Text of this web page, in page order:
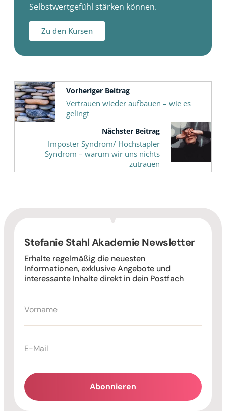
Selbstwertgefühl stärken können.
Zu den Kursen
Vorheriger Beitrag
Vertrauen wieder aufbauen – wie es
gelingt
Nächster Beitrag
Imposter Syndrom/ Hochstapler
Syndrom – warum wir uns nichts
zutrauen
Stefanie Stahl Akademie Newsletter
Erhalte regelmäßig die neuesten
Informationen, exklusive Angebote und
interessante Inhalte direkt in dein Postfach
Abonnieren